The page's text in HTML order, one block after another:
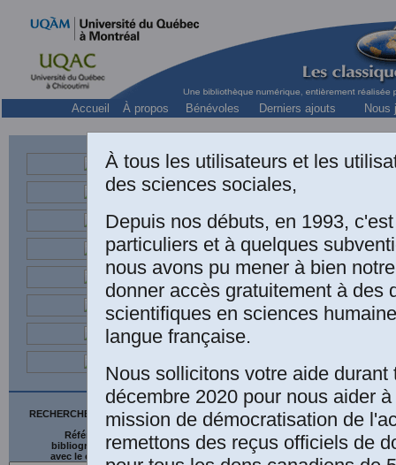
Accueil À propos Bénévoles Derniers ajouts Nous
RECHERCHE SUR LE SITE
Références
bibliographiques
avec le catalogue
Table des matières
Lavallée.
novembre
À tous les utilisateurs et les
des sciences sociales,
Depuis nos débuts, en 1993,
particuliers et à quelques
nous avons pu mener à bien
donner accès gratuitement à des
scientifiques en sciences
langue française.
Nous sollicitons votre aide durant
décembre 2020 pour nous aider
mission de démocratisation de
remettons des reçus officiels de